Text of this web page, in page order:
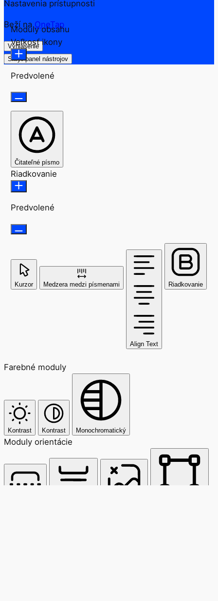
Nastavenia prístupnosti
Beží naOneTap
Vyhlásenie
Skryť panel nástrojov
Moduly obsahu
Veľkosť ikony
Predvolené
Čitateľné písmo
Riadkovanie
Predvolené
Kurzor Medzera medzi písmenami
Align Text
Riadkovanie
Farebné moduly
Kontrast Kontrast Monochromatický
Moduly orientácie